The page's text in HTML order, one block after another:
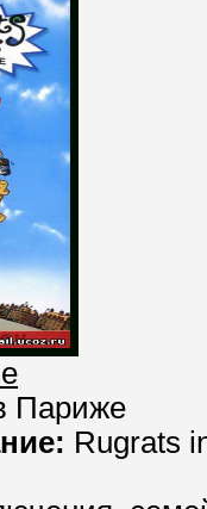
Париже
Rugrats